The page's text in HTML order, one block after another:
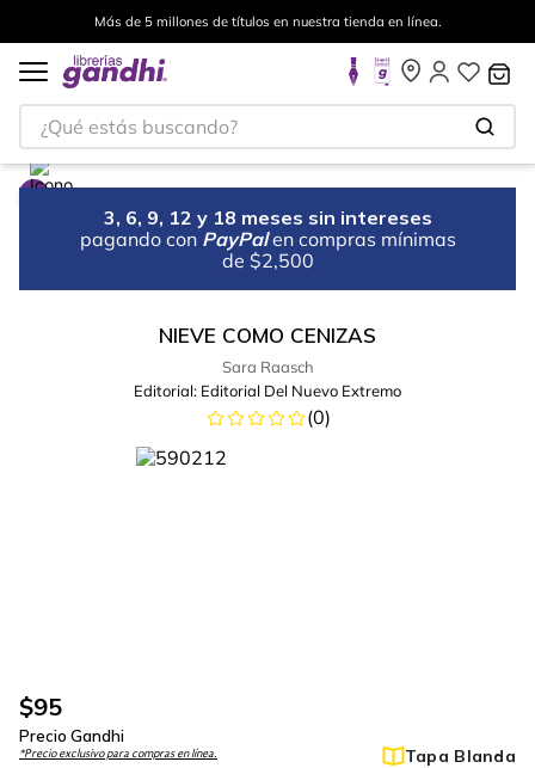
Más de 5 millones de títulos en nuestra tienda en línea.
¿Qué estás buscando?
3, 6, 9, 12 y 18 meses sin intereses
pagando con PayPal en compras mínimas
de $2,500
NIEVE COMO CENIZAS
Sara Raasch
Editorial: Editorial Del Nuevo Extremo
(0)
$95
Precio Gandhi
*Precio exclusivo para compras en línea. Tapa Blanda